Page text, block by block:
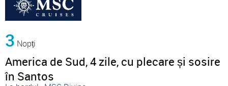
3 Nopți
America de Sud, 4 zile, cu plecare și sosire
în Santos